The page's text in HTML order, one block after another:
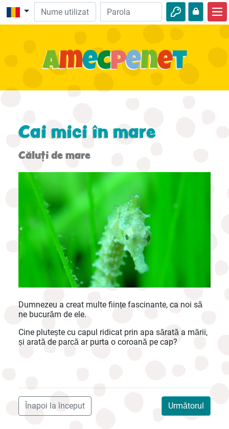
Biblie
Aventuri
Cai mici în mare
Căluţi de mare
Dumnezeu a creat multe ființe fascinante, ca noi să
ne bucurăm de ele.
Cine plutește cu capul ridicat prin apa sărată a mării,
și arată de parcă ar purta o coroană pe cap?
Următorul
Înapoi la început